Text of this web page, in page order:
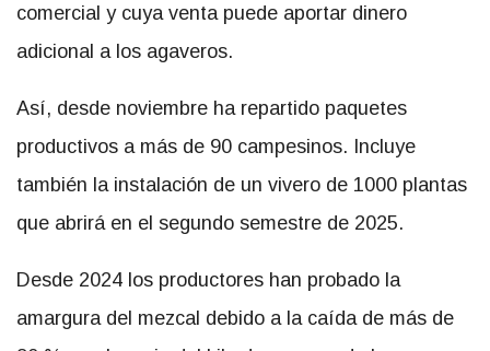
comercial y cuya venta puede aportar dinero
adicional a los agaveros.
Así, desde noviembre ha repartido paquetes
productivos a más de 90 campesinos. Incluye
también la instalación de un vivero de 1000 plantas
que abrirá en el segundo semestre de 2025.
Desde 2024 los productores han probado la
amargura del mezcal debido a la caída de más de